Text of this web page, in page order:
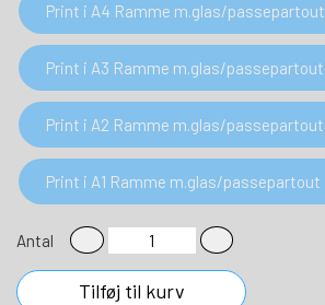
Print i A4 Ramme m.glas/passepartout
Print i A3 Ramme m.glas/passepartout
Print i A2 Ramme m.glas/passepartout
Print i A1 Ramme m.glas/passepartout
Antal
Tilføj til kurv